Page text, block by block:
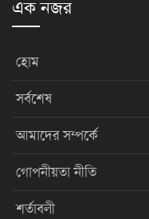
এক নজর
হোম
সর্বশেষ
আমাদের সম্পর্কে
গোপনীয়তা নীতি
শর্তাবলী